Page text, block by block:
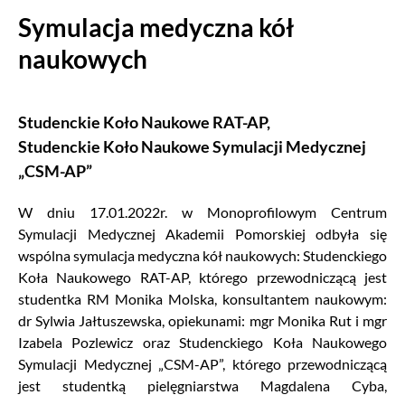
Symulacja medyczna kół
naukowych
Studenckie Koło Naukowe RAT-AP,
Studenckie Koło Naukowe Symulacji Medycznej
„CSM-AP”
W dniu 17.01.2022r. w Monoprofilowym Centrum
Symulacji Medycznej Akademii Pomorskiej odbyła się
wspólna symulacja medyczna kół naukowych: Studenckiego
Koła Naukowego RAT-AP, którego przewodniczącą jest
studentka RM Monika Molska, konsultantem naukowym:
dr Sylwia Jałtuszewska, opiekunami: mgr Monika Rut i mgr
Izabela Pozlewicz oraz Studenckiego Koła Naukowego
Symulacji Medycznej „CSM-AP”, którego przewodniczącą
jest studentką pielęgniarstwa Magdalena Cyba,